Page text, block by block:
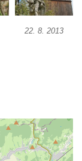
22. 8. 2013